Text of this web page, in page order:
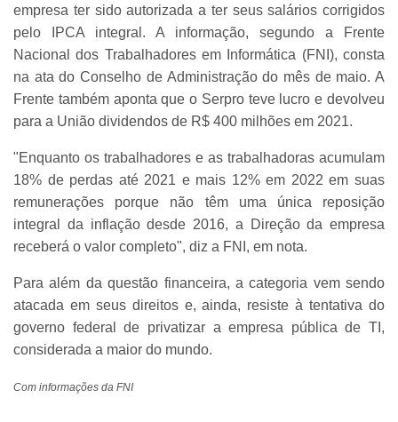
empresa ter sido autorizada a ter seus salários corrigidos
pelo IPCA integral. A informação, segundo a Frente
Nacional dos Trabalhadores em Informática (FNI), consta
na ata do Conselho de Administração do mês de maio. A
Frente também aponta que o Serpro teve lucro e devolveu
para a União dividendos de R$ 400 milhões em 2021.
"Enquanto os trabalhadores e as trabalhadoras acumulam
18% de perdas até 2021 e mais 12% em 2022 em suas
remunerações porque não têm uma única reposição
integral da inflação desde 2016, a Direção da empresa
receberá o valor completo", diz a FNI, em nota.
Para além da questão financeira, a categoria vem sendo
atacada em seus direitos e, ainda, resiste à tentativa do
governo federal de privatizar a empresa pública de TI,
considerada a maior do mundo.
Com informações da FNI